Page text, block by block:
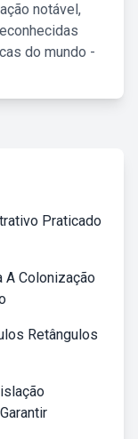
notável,
do mundo -
Praticado
A Colonização
Retângulos